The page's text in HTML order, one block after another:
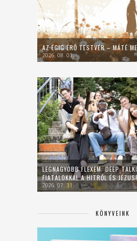
AZ ÉGIG ÉRŐ TESTVÉR – MÁTÉ
2026. 08. 01.
LEGNAGYOBB FLEXEM: DEEP
FIATALOKKAL A HITRŐL ÉS
2026. 07. 31.
KÖNYVEINK